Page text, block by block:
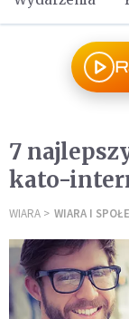
7
kato-
WIARA WIARA I